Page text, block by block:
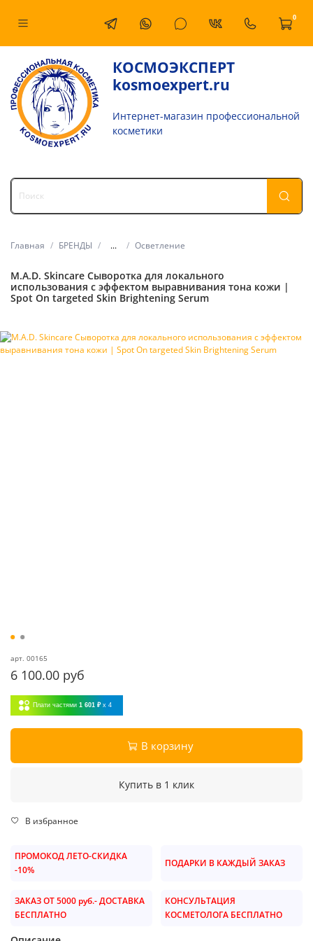
0
КОСМОЭКСПЕРТ
kosmoexpert.ru
Интернет-магазин профессиональной
косметики
Главная БРЕНДЫ ... Осветление
M.A.D. Skincare Сыворотка для локального
использования с эффектом выравнивания тона кожи |
Spot On targeted Skin Brightening Serum
арт. 00165
6 100.00 руб
Плати частями 1 601 ₽ x 4
В корзину
Купить в 1 клик
В избранное
ПРОМОКОД ЛЕТО-СКИДКА
-10%
ПОДАРКИ В КАЖДЫЙ ЗАКАЗ
ЗАКАЗ ОТ 5000 руб.- ДОСТАВКА
БЕСПЛАТНО
КОНСУЛЬТАЦИЯ
КОСМЕТОЛОГА БЕСПЛАТНО